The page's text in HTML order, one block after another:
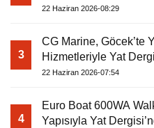
22 Haziran 2026-08:29
3
CG Marine, Göcek’te
Hizmetleriyle Yat
22 Haziran 2026-07:54
4
Euro Boat 600WA
Yapısıyla Yat